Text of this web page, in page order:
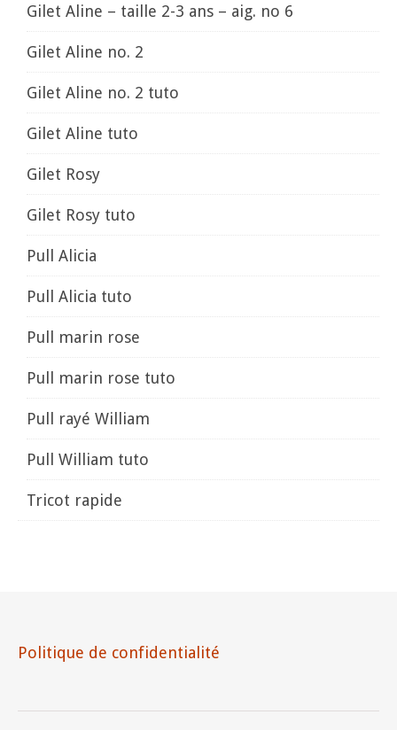
Gilet Aline – taille 2-3 ans – aig. no 6
Gilet Aline no. 2
Gilet Aline no. 2 tuto
Gilet Aline tuto
Gilet Rosy
Gilet Rosy tuto
Pull Alicia
Pull Alicia tuto
Pull marin rose
Pull marin rose tuto
Pull rayé William
Pull William tuto
Tricot rapide
Politique de confidentialité